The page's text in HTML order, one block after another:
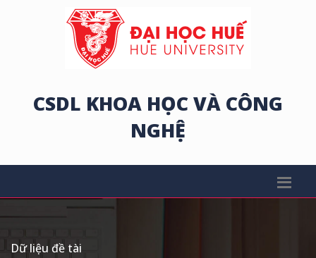
CSDL KHOA HỌC VÀ CÔNG
NGHỆ
Dữ liệu đề tài